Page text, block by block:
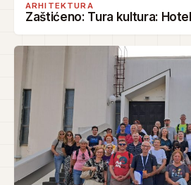
ARHITEKTURA
Zaštićeno: Tura kultura: